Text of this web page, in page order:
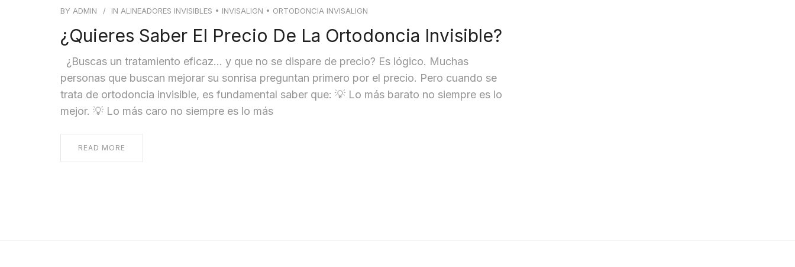
BY ADMIN IN ALINEADORES INVISIBLES • INVISALIGN • ORTODONCIA INVISALIGN
¿Quieres Saber El Precio De La Ortodoncia Invisible?
¿Buscas un tratamiento eficaz… y que no se dispare de precio? Es lógico. Muchas
personas que buscan mejorar su sonrisa preguntan primero por el precio. Pero cuando se
trata de ortodoncia invisible, es fundamental saber que: 💡 Lo más barato no siempre es lo
mejor. 💡 Lo más caro no siempre es lo más
READ MORE